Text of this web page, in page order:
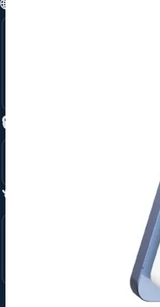
Tijdelijk
Unlimited 5G
🔒 Beveiliging →
Ajax
Camera
🏷️ Merken →
🏢